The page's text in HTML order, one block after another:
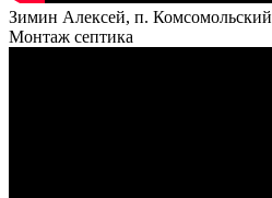
Зимин Алексей, п. Комсомольский
Монтаж септика